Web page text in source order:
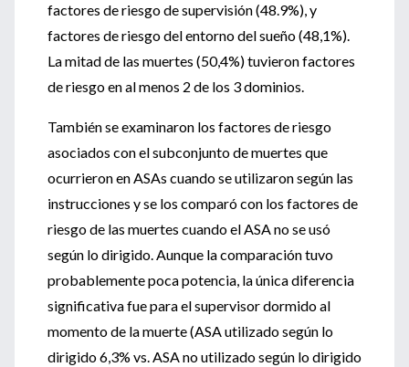
factores de riesgo de supervisión (48.9%), y
factores de riesgo del entorno del sueño (48,1%).
La mitad de las muertes (50,4%) tuvieron factores
de riesgo en al menos 2 de los 3 dominios.
También se examinaron los factores de riesgo
asociados con el subconjunto de muertes que
ocurrieron en ASAs cuando se utilizaron según las
instrucciones y se los comparó con los factores de
riesgo de las muertes cuando el ASA no se usó
según lo dirigido. Aunque la comparación tuvo
probablemente poca potencia, la única diferencia
significativa fue para el supervisor dormido al
momento de la muerte (ASA utilizado según lo
dirigido 6,3% vs. ASA no utilizado según lo dirigido